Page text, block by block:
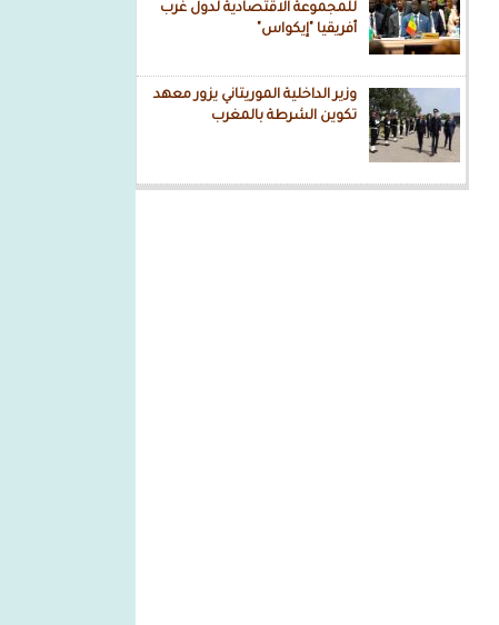
للمجموعة الاقتصادية لدول غرب
أفريقيا "إيكواس"
وزير الداخلية الموريتاني يزور معهد
تكوين الشرطة بالمغرب